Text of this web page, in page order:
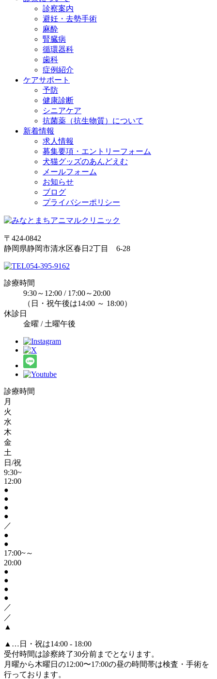
診察案内
避妊・去勢手術
麻酔
腎臓病
循環器科
歯科
症例紹介
ケアサポート
予防
健康診断
シニアケア
抗菌薬（抗生物質）について
新着情報
求人情報
募集要項・エントリーフォーム
犬猫グッズのあんどえむ
メールフォーム
お知らせ
ブログ
プライバシーポリシー
〒424-0842
静岡県静岡市清水区春日2丁目 6-28
054-395-9162
診療時間
9:30～12:00 / 17:00～20:00
（日・祝午後は14:00 ～ 18:00）
休診日
金曜 / 土曜午後
診療時間
月
火
水
木
金
土
日/祝
9:30~
12:00
●
●
●
●
／
●
●
17:00~～
20:00
●
●
●
●
／
／
▲
▲ …日・祝は14:00 - 18:00
受付時間は診察終了30分前までとなります。
月曜から木曜日の12:00〜17:00の昼の時間帯は検査・手術を
行っております。